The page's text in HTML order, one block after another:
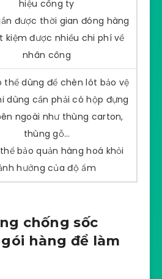
hiệu công ty
được thời gian đóng hàng
kiệm được nhiều chi phí về
nhân công
thể dùng để chèn lót bảo vệ
dùng cần phải có hộp đựng
ngoài như thùng carton,
thùng gỗ…
bảo quản hàng hoá khỏi
hưởng của độ ẩm
chống sốc
hàng để làm